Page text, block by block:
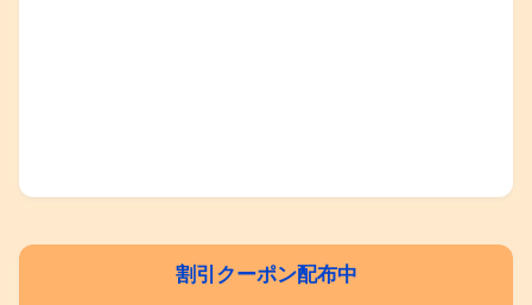
割引クーポン配布中